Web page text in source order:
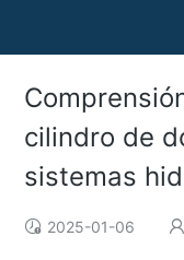
cilindro de
sistemas
2025-01-06